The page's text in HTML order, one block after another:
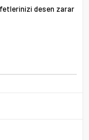
desen zarar